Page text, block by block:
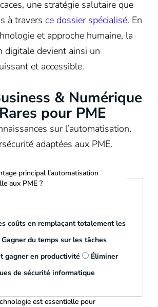
une stratégie salutaire que
à travers ce dossier spécialisé. En
et approche humaine, la
digitale devient ainsi un
et accessible.
& Numérique
pour PME
sur l’automatisation,
adaptées aux PME.
principal l’automatisation
aux PME ?
gagner en productivité
de sécurité informatique
est essentielle pour